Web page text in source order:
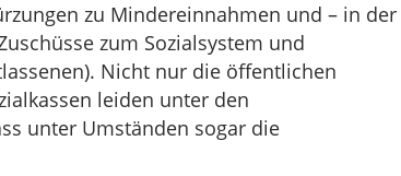
zu Mindereinnahmen und – in der
zum Sozialsystem und
Nicht nur die öffentlichen
leiden unter den
unter Umständen sogar die